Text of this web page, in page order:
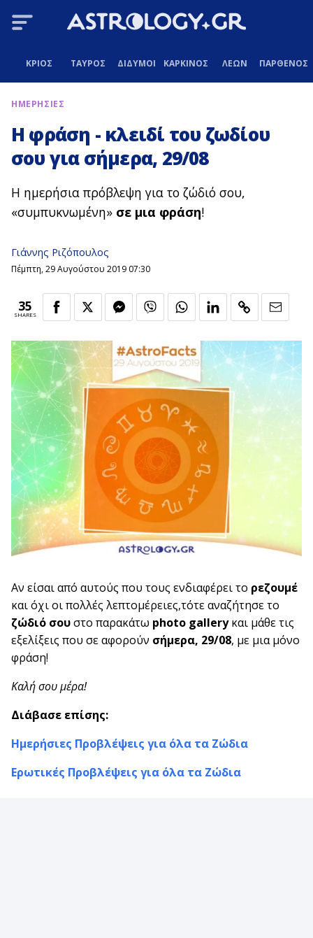
ΚΡΙΟΣ ΤΑΥΡΟΣ ΔΙΔΥΜΟΙ ΚΑΡΚΙΝΟΣ ΛΕΩΝ ΠΑΡΘΕΝΟΣ
ΗΜΕΡΗΣΙΕΣ
Η φράση - κλειδί του ζωδίου
σου για σήμερα, 29/08
Η ημερήσια πρόβλεψη για το ζώδιό σου,
«συμπυκνωμένη» σε μια φράση!
Γιάννης Ριζόπουλος
Πέμπτη, 29 Αυγούστου 2019 07:30
35
SHARES
Aν είσαι από αυτούς που τους ενδιαφέρει το ρεζουμέ
και όχι οι πολλές λεπτομέρειες,τότε αναζήτησε το
ζώδιό σουστο παρακάτω photo galleryκαι μάθε τις
εξελίξεις που σε αφορούν σήμερα, 29/08, με μια μόνο
φράση!
Καλή σου μέρα!
Διάβασε επίσης:
Ημερήσιες Προβλέψεις για όλα τα Ζώδια
Ερωτικές Προβλέψεις για όλα τα Ζώδια